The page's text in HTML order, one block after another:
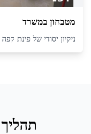
מטבחון במשרד
ניקיון יסודי של פינת